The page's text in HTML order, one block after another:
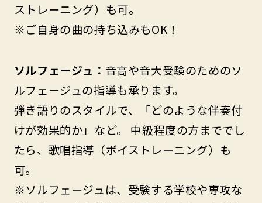
ストレーニング）も可。
※ご自身の曲の持ち込みもOK！
ソルフェージュ： 音高や音大受験のためのソ
ルフェージュの指導も承ります。
弾き語りのスタイルで、「どのような伴奏付
けが効果的か」など。 中級程度の方まででし
たら、歌唱指導（ボイストレーニング）も
可。
※ソルフェージュは、受験する学校や専攻な